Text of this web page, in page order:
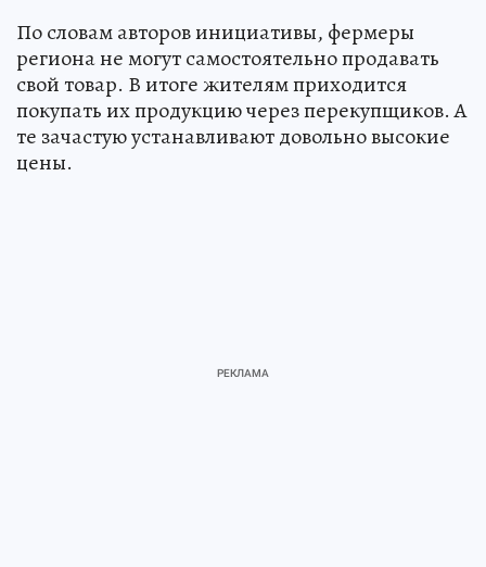
По словам авторов инициативы, фермеры
региона не могут самостоятельно продавать
свой товар. В итоге жителям приходится
покупать их продукцию через перекупщиков. А
те зачастую устанавливают довольно высокие
цены.